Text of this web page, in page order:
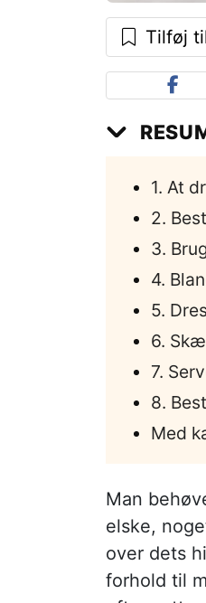
Tilføj
1. At
2.
3.
4.
5.
6.
7.
8.
Med
Man
elske,
over dets
forhold til